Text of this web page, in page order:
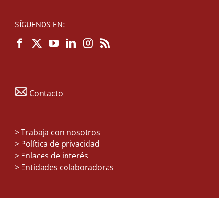
SÍGUENOS EN:
Contacto
>Trabaja con nosotros
> Política de privacidad
> Enlaces de interés
> Entidades colaboradoras